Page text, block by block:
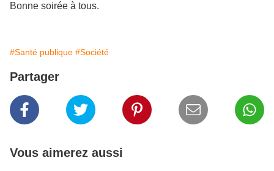
Bonne soirée à tous.
#Santé publique #Société
Partager
Vous aimerez aussi